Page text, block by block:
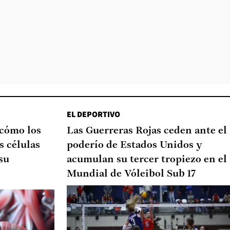
los
células
EL DEPORTIVO
Las Guerreras Rojas ceden ante el
poderío de Estados Unidos y
acumulan su tercer tropiezo en el
Mundial de Vóleibol Sub 17